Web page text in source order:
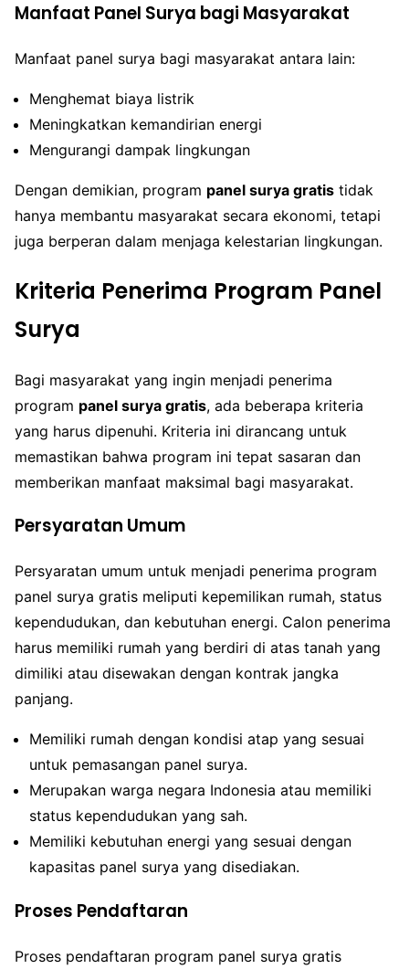
Manfaat Panel Surya bagi Masyarakat
Manfaat panel surya bagi masyarakat antara lain:
Menghemat biaya listrik
Meningkatkan kemandirian energi
Mengurangi dampak lingkungan
Dengan demikian, program panel surya gratis tidak
hanya membantu masyarakat secara ekonomi, tetapi
juga berperan dalam menjaga kelestarian lingkungan.
Kriteria Penerima Program Panel
Surya
Bagi masyarakat yang ingin menjadi penerima
program panel surya gratis, ada beberapa kriteria
yang harus dipenuhi. Kriteria ini dirancang untuk
memastikan bahwa program ini tepat sasaran dan
memberikan manfaat maksimal bagi masyarakat.
Persyaratan Umum
Persyaratan umum untuk menjadi penerima program
panel surya gratis meliputi kepemilikan rumah, status
kependudukan, dan kebutuhan energi. Calon penerima
harus memiliki rumah yang berdiri di atas tanah yang
dimiliki atau disewakan dengan kontrak jangka
panjang.
Memiliki rumah dengan kondisi atap yang sesuai
untuk pemasangan panel surya.
Merupakan warga negara Indonesia atau memiliki
status kependudukan yang sah.
Memiliki kebutuhan energi yang sesuai dengan
kapasitas panel surya yang disediakan.
Proses Pendaftaran
Proses pendaftaran program panel surya gratis